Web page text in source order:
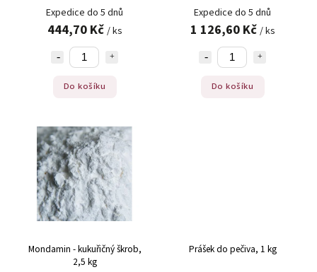
Expedice do 5 dnů
444,70 Kč / ks
Do košíku
Expedice do 5 dnů
1 126,60 Kč / ks
Do košíku
Mondamin - kukuřičný škrob,
2,5 kg
Prášek do pečiva, 1 kg